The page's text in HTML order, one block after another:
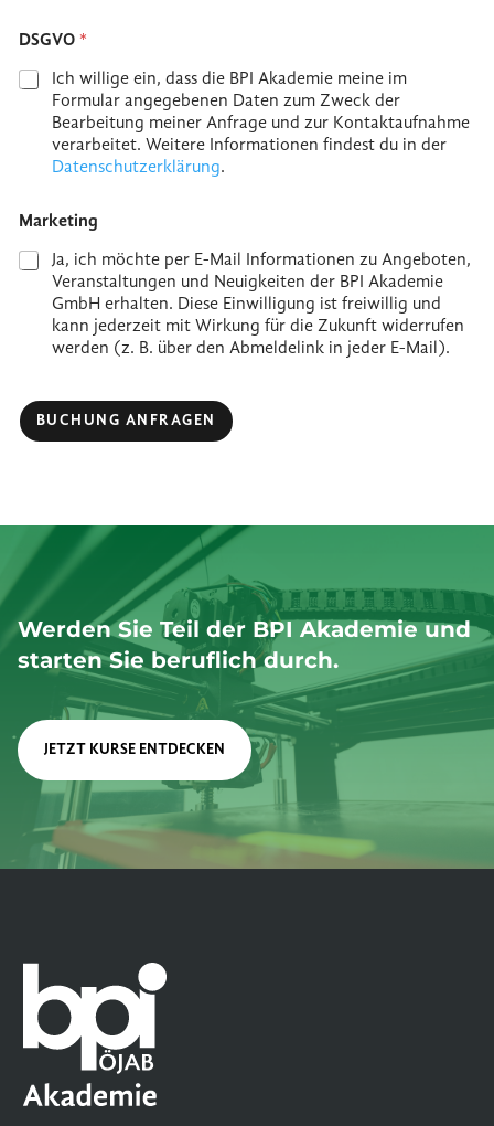
DSGVO *
Ich willige ein, dass die BPI Akademie meine im
Formular angegebenen Daten zum Zweck der
Bearbeitung meiner Anfrage und zur Kontaktaufnahme
verarbeitet. Weitere Informationen findest du in der
Datenschutzerklärung.
Marketing
Ja, ich möchte per E-Mail Informationen zu Angeboten,
Veranstaltungen und Neuigkeiten der BPI Akademie
GmbH erhalten. Diese Einwilligung ist freiwillig und
kann jederzeit mit Wirkung für die Zukunft widerrufen
werden (z. B. über den Abmeldelink in jeder E-Mail).
BUCHUNG ANFRAGEN
Werden Sie Teil der BPI Akademie und
starten Sie beruflich durch.
JETZT KURSE ENTDECKEN